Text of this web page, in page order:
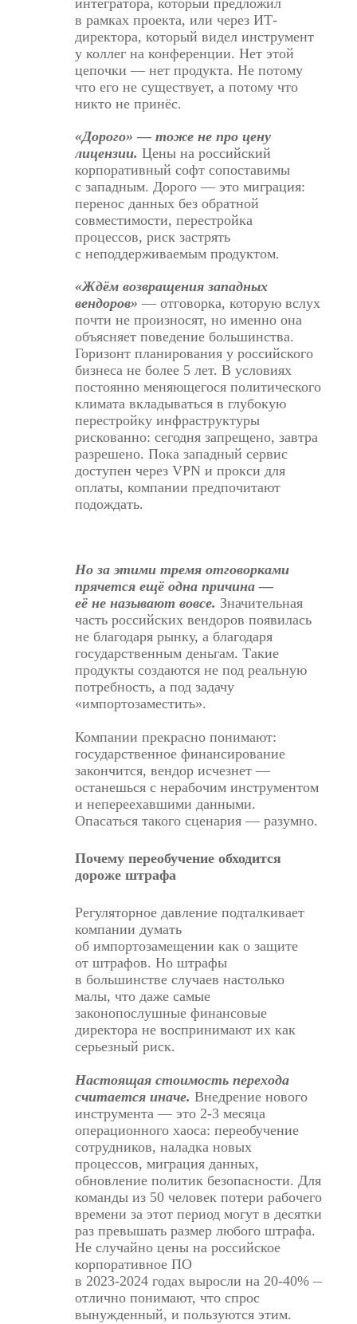
интегратора, который предложил
в рамках проекта, или через ИТ-
директора, который видел инструмент
у коллег на конференции. Нет этой
цепочки — нет продукта. Не потому
что его не существует, а потому что
никто не принёс.
«Дорого» — тоже не про цену
лицензии. Цены на российский
корпоративный софт сопоставимы
с западным. Дорого — это миграция:
перенос данных без обратной
совместимости, перестройка
процессов, риск застрять
с неподдерживаемым продуктом.
«Ждём возвращения западных
вендоров» — отговорка, которую вслух
почти не произносят, но именно она
объясняет поведение большинства.
Горизонт планирования у российского
бизнеса не более 5 лет. В условиях
постоянно меняющегося политического
климата вкладываться в глубокую
перестройку инфраструктуры
рискованно: сегодня запрещено, завтра
разрешено. Пока западный сервис
доступен через VPN и прокси для
оплаты, компании предпочитают
подождать.
Но за этими тремя отговорками
прячется ещё одна причина —
её не называют вовсе. Значительная
часть российских вендоров появилась
не благодаря рынку, а благодаря
государственным деньгам. Такие
продукты создаются не под реальную
потребность, а под задачу
«импортозаместить».
Компании прекрасно понимают:
государственное финансирование
закончится, вендор исчезнет —
останешься с нерабочим инструментом
и непереехавшими данными.
Опасаться такого сценария — разумно.
Почему переобучение обходится
дороже штрафа
Регуляторное давление подталкивает
компании думать
об импортозамещении как о защите
от штрафов. Но штрафы
в большинстве случаев настолько
малы, что даже самые
законопослушные финансовые
директора не воспринимают их как
серьезный риск.
Настоящая стоимость перехода
считается иначе. Внедрение нового
инструмента — это 2-3месяца
операционного хаоса: переобучение
сотрудников, наладка новых
процессов, миграция данных,
обновление политик безопасности. Для
команды из 50 человек потери рабочего
времени за этот период могут в десятки
раз превышать размер любого штрафа.
Не случайно цены на российское
корпоративное ПО
в 2023-2024годах выросли на 20-40% —
отлично понимают, что спрос
вынужденный, и пользуются этим.